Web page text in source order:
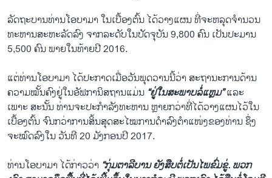
ລັດຖະບານທ່ານໂອບາມາ ໃນເບື້ອງຕົ້ນ ໄດ້ວາງແຜນ ທີ່ຈະຫລຸດຈຳນວນ
ທະຫານສະຫະລັດລົງ ຈາກລະດັບໃນປັດຈຸບັນ 9,800 ຄົນ ເປັນປະມານ
5,500 ຄົນ ພາຍໃນທ້າຍປີ 2016.
ແຕ່ທ່ານໂອບາມາ ໄດ້ປະກາດເມື່ອວັນພຸດວານນີ້ວ່າ ສະຖານະການດ້ານ
ຄວາມໝັ້ນຄົງຢູ່ໃນອັຟການິສຖານແມ່ນ “ຢູ່ໃນສະພາບລໍ່ແຫຼມ”ແລະ
ເພາະ ສະນັ້ນ ທ່ານຈະປະກຳລັງທະຫານ ຫຼາຍກວ່າທີ່ໄດ້ວາງແຜນໄວ້ໃນ
ເບື້ອງຕົ້ນ ຈົນກວ່າການສິ້ນສຸດສະໄໝການດຳລົງຕຳແໜ່ງຂອງທ່ານ ຊຶ່ງ
ຈະໝົດລົງໃນ ວັນທີ 20 ມັງກອນປີ 2017.
ທ່ານໂອບາມາ ໄດ້ກ່າວວ່າ “ກຸ່ມຕາລີບານ ຍັງສືບ​ຕໍ່​ເປັນ​ໄພຂົ່ມຂູ່. ພວກ